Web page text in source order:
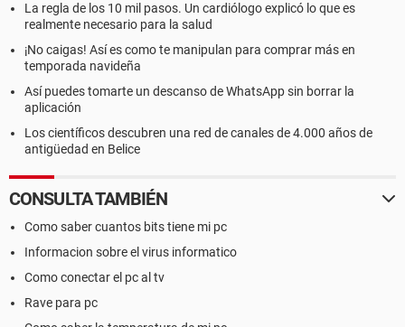
La regla de los 10 mil pasos. Un cardiólogo explicó lo que es
realmente necesario para la salud
¡No caigas! Así es como te manipulan para comprar más en
temporada navideña
Así puedes tomarte un descanso de WhatsApp sin borrar la
aplicación
Los científicos descubren una red de canales de 4.000 años de
antigüedad en Belice
CONSULTA TAMBIÉN
Como saber cuantos bits tiene mi pc
Informacion sobre el virus informatico
Como conectar el pc al tv
Rave para pc